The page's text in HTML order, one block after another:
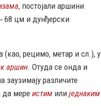
, постојали аршини
68 цм и дунђерски
рецимо, метар и сл.), у
аршин. Отуда се онда и
различите
да мере истим или једнаким